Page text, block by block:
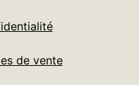
de vente